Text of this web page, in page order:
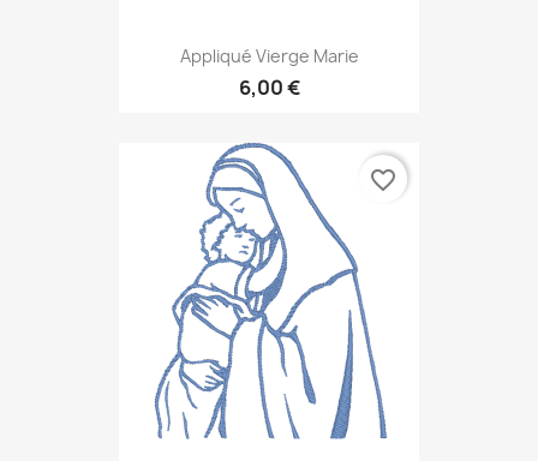
Appliqué Vierge Marie
6,00 €
favorite_border